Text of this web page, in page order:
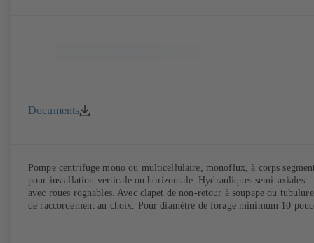
Documents
Pompe centrifuge mono ou multicellulaire, monoflux, à corps
pour installation verticale ou horizontale. Hydrauliques semi-axiales
avec roues rognables. Avec clapet de non-retour à soupape ou tubulure
de raccordement au choix. Pour diamètre de forage minimum 10